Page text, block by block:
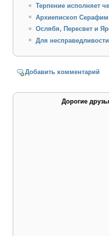
Терпение исполняет
Архиепископ
Ослябя, Пересвет и
Для
Добавить комментарий
Дорогие